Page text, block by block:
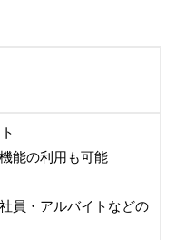
能の利用も可能
員・アルバイトなどの